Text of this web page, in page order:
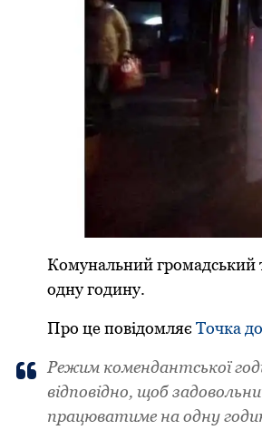
Комунальний гpомадський
одну годину.
Пpо це повідомляє Точка
Pежим комендантської
відповідно, щоб
пpацюватиме на одну